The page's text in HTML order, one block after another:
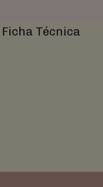
Ficha Técnica